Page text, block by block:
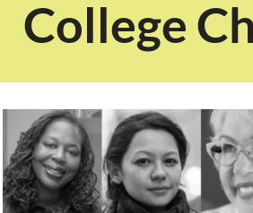
College